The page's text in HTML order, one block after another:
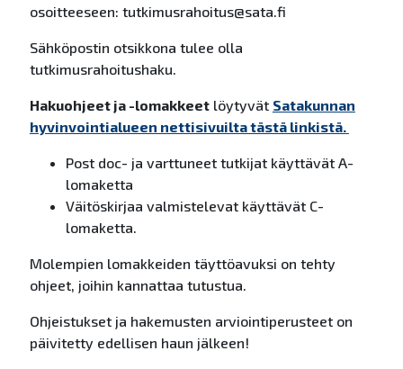
osoitteeseen: tutkimusrahoitus@sata.fi
Sähköpostin otsikkona tulee olla
tutkimusrahoitushaku.
Hakuohjeet ja -lomakkeetlöytyvät Satakunnan
hyvinvointialueen nettisivuilta tästä linkistä.
Post doc- ja varttuneet tutkijat käyttävät A-
lomaketta
Väitöskirjaa valmistelevat käyttävät C-
lomaketta.
Molempien lomakkeiden täyttöavuksi on tehty
ohjeet, joihin kannattaa tutustua.
Ohjeistukset ja hakemusten arviointiperusteet on
päivitetty edellisen haun jälkeen!